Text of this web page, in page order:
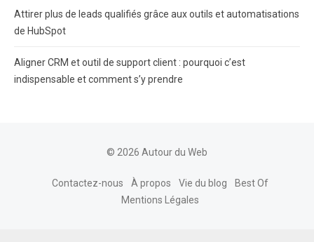
Attirer plus de leads qualifiés grâce aux outils et automatisations
de HubSpot
Aligner CRM et outil de support client : pourquoi c’est
indispensable et comment s’y prendre
© 2026 Autour du Web
Contactez-nous À propos Vie du blog
Best Of
Mentions Légales